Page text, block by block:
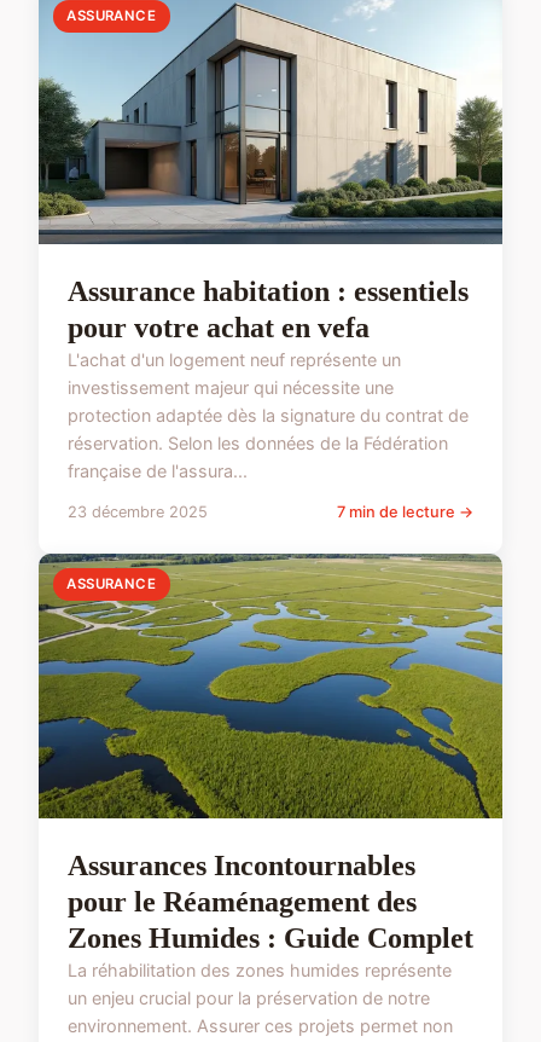
ASSURANCE
Assurance habitation : essentiels
pour votre achat en vefa
L'achat d'un logement neuf représente un
investissement majeur qui nécessite une
protection adaptée dès la signature du contrat de
réservation. Selon les données de la Fédération
française de l'assura...
23 décembre 2025 7 min de lecture →
ASSURANCE
Assurances Incontournables
pour le Réaménagement des
Zones Humides : Guide Complet
La réhabilitation des zones humides représente
un enjeu crucial pour la préservation de notre
environnement. Assurer ces projets permet non